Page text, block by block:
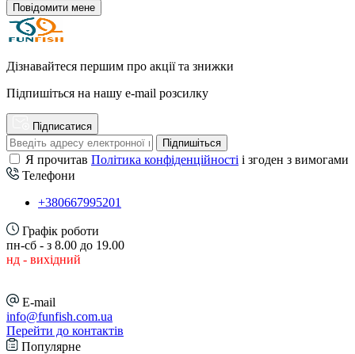
Повідомити мене
Дізнавайтеся першим про акції та знижки
Підпишіться на нашу e-mail розсилку
Підписатися
Підпишіться
Я прочитав Політика конфіденційності і згоден з вимогами
Телефони
+380667995201
Графік роботи
пн-сб - з 8.00 до 19.00
нд - вихідний
E-mail
info@funfish.com.ua
Перейти до контактів
Популярне